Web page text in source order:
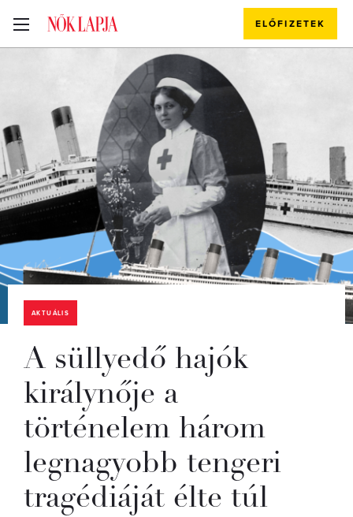
ELŐFIZETEK
AKTUÁLIS
A süllyedő hajók
királynője a
történelem három
legnagyobb tengeri
tragédiáját élte túl